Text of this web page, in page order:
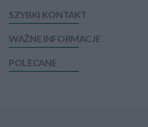
SZYBKI KONTAKT
WAŻNE INFORMACJE
POLECANE